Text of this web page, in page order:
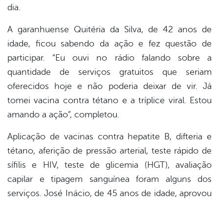
dia.
A garanhuense Quitéria da Silva, de 42 anos de
idade, ficou sabendo da ação e fez questão de
participar. “Eu ouvi no rádio falando sobre a
quantidade de serviços gratuitos que seriam
oferecidos hoje e não poderia deixar de vir. Já
tomei vacina contra tétano e a tríplice viral. Estou
amando a ação”, completou.
Aplicação de vacinas contra hepatite B, difteria e
tétano, aferição de pressão arterial, teste rápido de
sífilis e HIV, teste de glicemia (HGT), avaliação
capilar e tipagem sanguínea foram alguns dos
serviços. José Inácio, de 45 anos de idade, aprovou